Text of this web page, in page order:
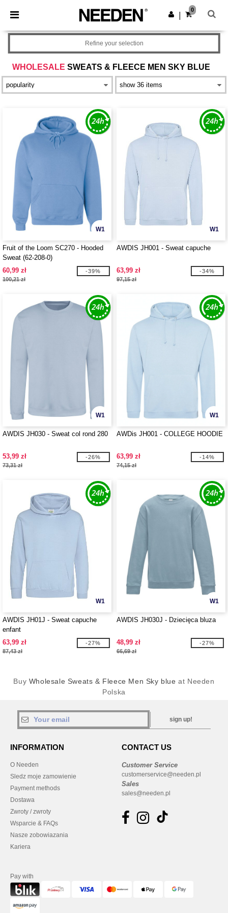
× Aplikacja Needen
Lepsze ceny w aplikacji!
Pobierz app
0
WHOLESALE SWEATS & FLEECE MEN SKY BLUE
Refine your selection
W1
Fruit of the Loom SC270 - Hooded
Sweat (62-208-0)
60,99 zł
100,21 zł
-39%
W1
AWDIS JH001 - Sweat capuche
63,99 zł
97,15 zł
-34%
W1
AWDIS JH030 - Sweat col rond 280
53,99 zł
73,31 zł
-26%
W1
AWDis JH001 - COLLEGE HOODIE
63,99 zł
74,15 zł
-14%
W1
AWDIS JH01J - Sweat capuche
enfant
63,99 zł
87,43 zł
-27%
W1
AWDIS JH030J - Dziecięca bluza
48,99 zł
66,69 zł
-27%
Buy Wholesale Sweats & Fleece Men Sky blue at Needen
Polska
sign up!
INFORMATION
O Needen
Sledz moje zamowienie
Payment methods
Dostawa
Zwroty / zwroty
Wsparcie & FAQs
Nasze zobowiazania
Kariera
CONTACT US
Customer Service
customerservice@needen.pl
Sales
sales@needen.pl
Pay with